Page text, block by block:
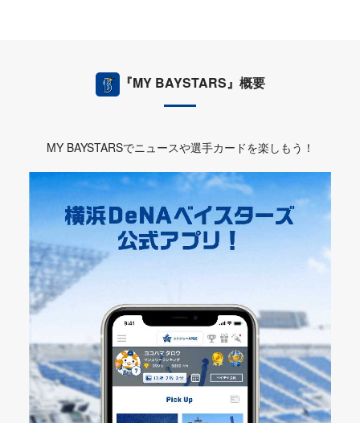
『MY BAYSTARS』概要
MY BAYSTARSでニュースや選手カードを楽しもう！